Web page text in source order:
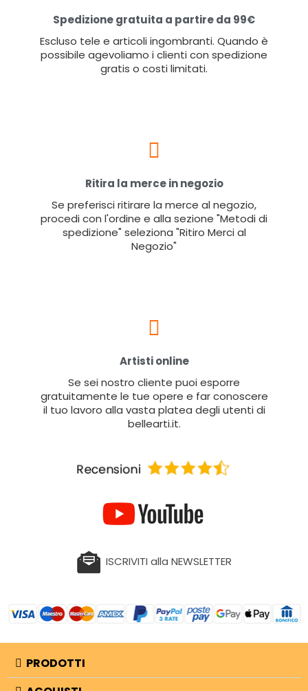
Spedizione gratuita a partire da 99€
Escluso tele e articoli ingombranti. Quando è
possibile agevoliamo i clienti con spedizione
gratis o costi limitati.
Ritira la merce in negozio
Se preferisci ritirare la merce al negozio,
procedi con l'ordine e alla sezione "Metodi di
spedizione" seleziona "Ritiro Merci al
Negozio"
Artisti online
Se sei nostro cliente puoi esporre
gratuitamente le tue opere e far conoscere
il tuo lavoro alla vasta platea degli utenti di
bellearti.it.
ISCRIVITI alla NEWSLETTER
PRODOTTI